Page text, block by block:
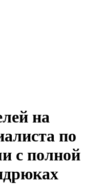
на
по
с полной